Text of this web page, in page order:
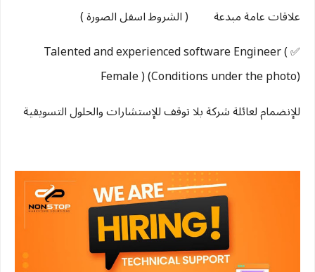
علاقات عامة مبدعة ( الشروط اسفل الصورة )
✅ Talented and experienced software Engineer (
Female ) (Conditions under the photo)
للإنضمام لعائلة شركة بلا توقف للإستشارات والحلول التسويقية